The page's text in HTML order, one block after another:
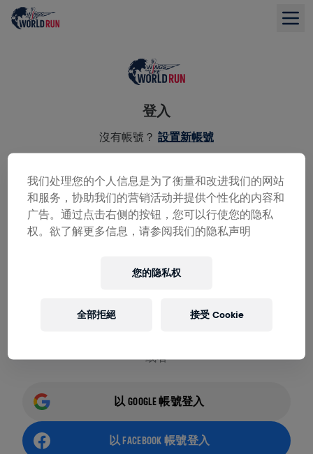
登入
沒有帳號？ 設置新帳號
電子郵件地址*
或者
以 GOOGLE 帳號登入
以 FACEBOOK 帳號登入
我们处理您的个人信息是为了衡量和改进我们的网站
和服务，协助我们的营销活动并提供个性化的内容和
广告。通过点击右侧的按钮，您可以行使您的隐私
权。欲了解更多信息，请参阅我们的隐私声明
您的隐私权
全部拒絕 接受 Cookie